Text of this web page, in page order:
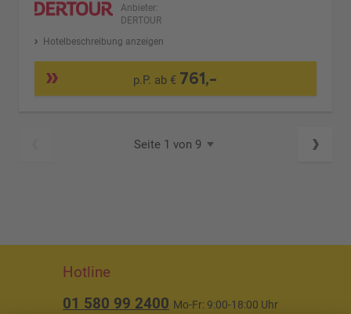
Anbieter:
DERTOUR
Hotelbeschreibung anzeigen
p.P. ab € 761,-
Seite 1 von 9
Hotline
01 580 99 2400 Mo-Fr: 9:00-18:00 Uhr